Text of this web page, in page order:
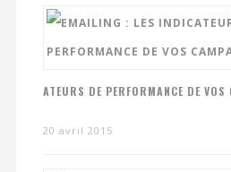
ATEURS DE PERFORMANCE DE VOS
20 avril 2015